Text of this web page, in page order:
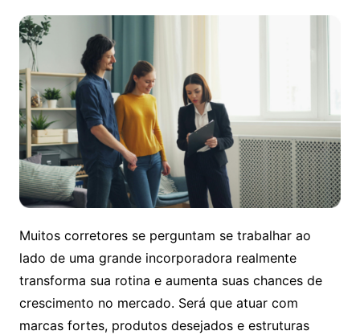
Muitos corretores se perguntam se trabalhar ao
lado de uma grande incorporadora realmente
transforma sua rotina e aumenta suas chances de
crescimento no mercado. Será que atuar com
marcas fortes, produtos desejados e estruturas